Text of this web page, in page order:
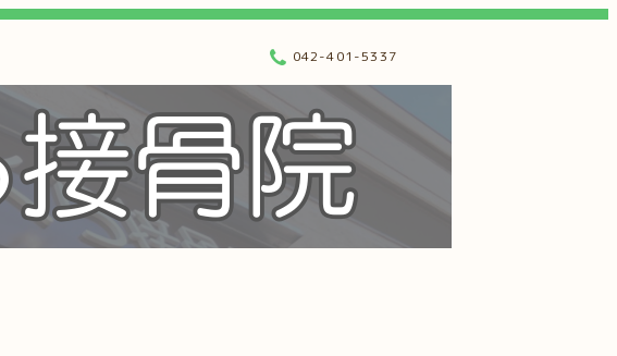
042-401-5337